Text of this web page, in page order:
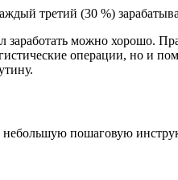
третий (30 %)
можно хорошо.
операции, но и
небольшую пошаговую